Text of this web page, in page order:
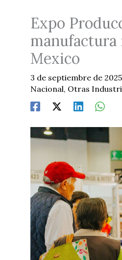
Expo
manufactura
Mexico
3 de septiembre de 2025
Nacional, Otras